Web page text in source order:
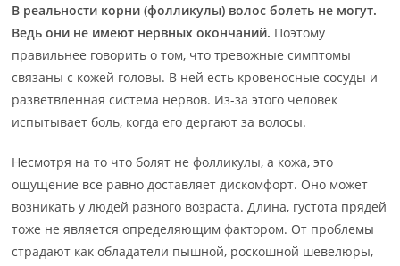
В реальности корни (фолликулы) волос болеть не могут.
Ведь они не имеют нервных окончаний. Поэтому
правильнее говорить о том, что тревожные симптомы
связаны с кожей головы. В ней есть кровеносные сосуды и
разветвленная система нервов. Из-за этого человек
испытывает боль, когда его дергают за волосы.
Несмотря на то что болят не фолликулы, а кожа, это
ощущение все равно доставляет дискомфорт. Оно может
возникать у людей разного возраста. Длина, густота прядей
тоже не является определяющим фактором. От проблемы
страдают как обладатели пышной, роскошной шевелюры,